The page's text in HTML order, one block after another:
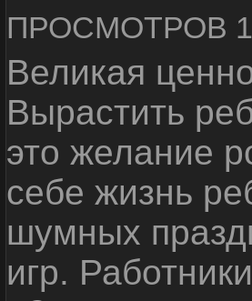
ПРОСМОТРОВ
Великая
Вырастить
это желание
себе жизнь
шумных
игр.